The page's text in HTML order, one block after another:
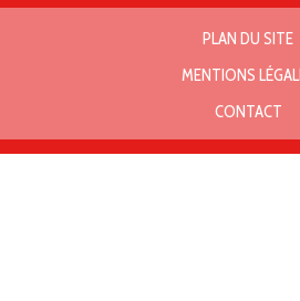
PLAN DU SITE
MENTIONS
CONTACT